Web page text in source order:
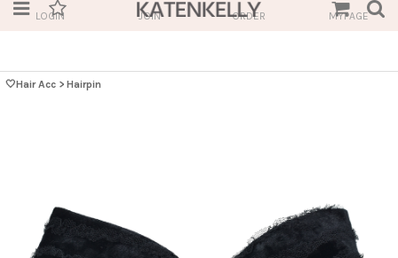
LOGIN JOIN ORDER MYPAGE
🤍Hair Acc > Hairpin